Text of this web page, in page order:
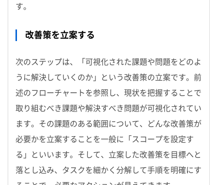
す。
改善策を立案する
次のステップは、「可視化された課題や問題をどのよ
うに解決していくのか」という改善策の立案です。前
述のフローチャートを参照し、現状を把握することで
取り組むべき課題や解決すべき問題が可視化されてい
ます。その課題のある範囲について、どんな改善策が
必要かを立案することを一般に「スコープを設定す
る」といいます。そして、立案した改善策を目標へと
落とし込み、タスクを細かく分解して手順を明確にす